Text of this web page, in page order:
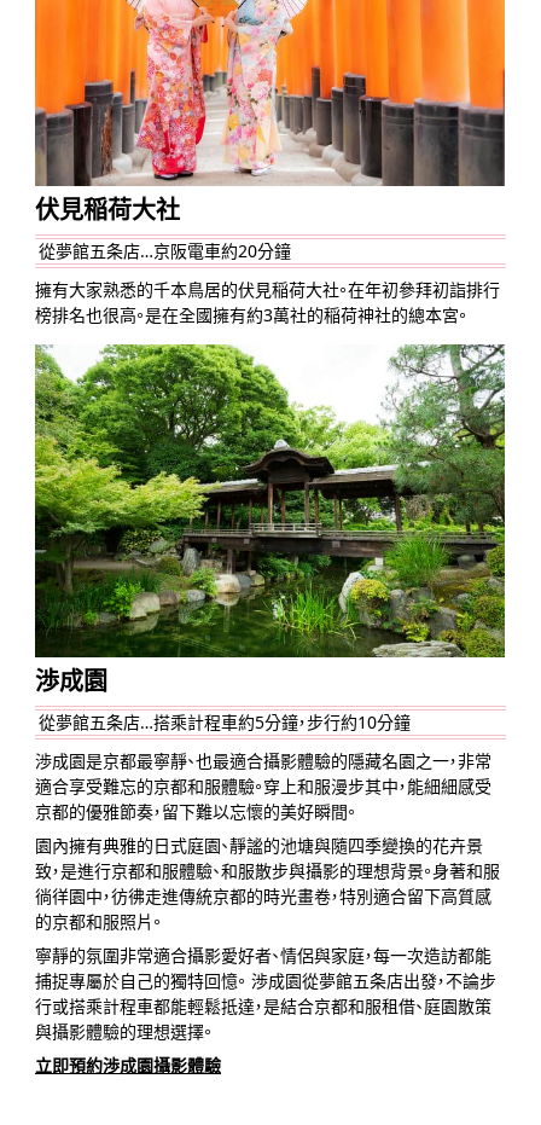
伏見稲荷大社
從夢館五条店…京阪電車約20分鐘
擁有大家熟悉的千本鳥居的伏見稲荷大社。在年初參拜初詣排行
榜排名也很高。是在全國擁有約3萬社的稲荷神社的總本宮。
渉成園
從夢館五条店…搭乘計程車約5分鐘，步行約10分鐘
渉成園是京都最寧靜、也最適合攝影體驗的隱藏名園之一，非常
適合享受難忘的京都和服體驗。穿上和服漫步其中，能細細感受
京都的優雅節奏，留下難以忘懷的美好瞬間。
園內擁有典雅的日式庭園、靜謐的池塘與隨四季變換的花卉景
致，是進行京都和服體驗、和服散步與攝影的理想背景。身著和服
徜徉園中，彷彿走進傳統京都的時光畫卷，特別適合留下高質感
的京都和服照片。
寧靜的氛圍非常適合攝影愛好者、情侶與家庭，每一次造訪都能
捕捉專屬於自己的獨特回憶。 渉成園從夢館五条店出發，不論步
行或搭乘計程車都能輕鬆抵達，是結合京都和服租借、庭園散策
與攝影體驗的理想選擇。
立即預約渉成園攝影體驗